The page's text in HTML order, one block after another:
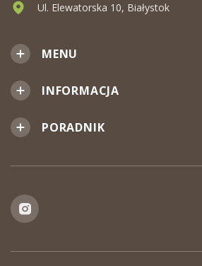
MENU
INFORMACJA
PORADNIK
Ul. Elewatorska 10, Białystok